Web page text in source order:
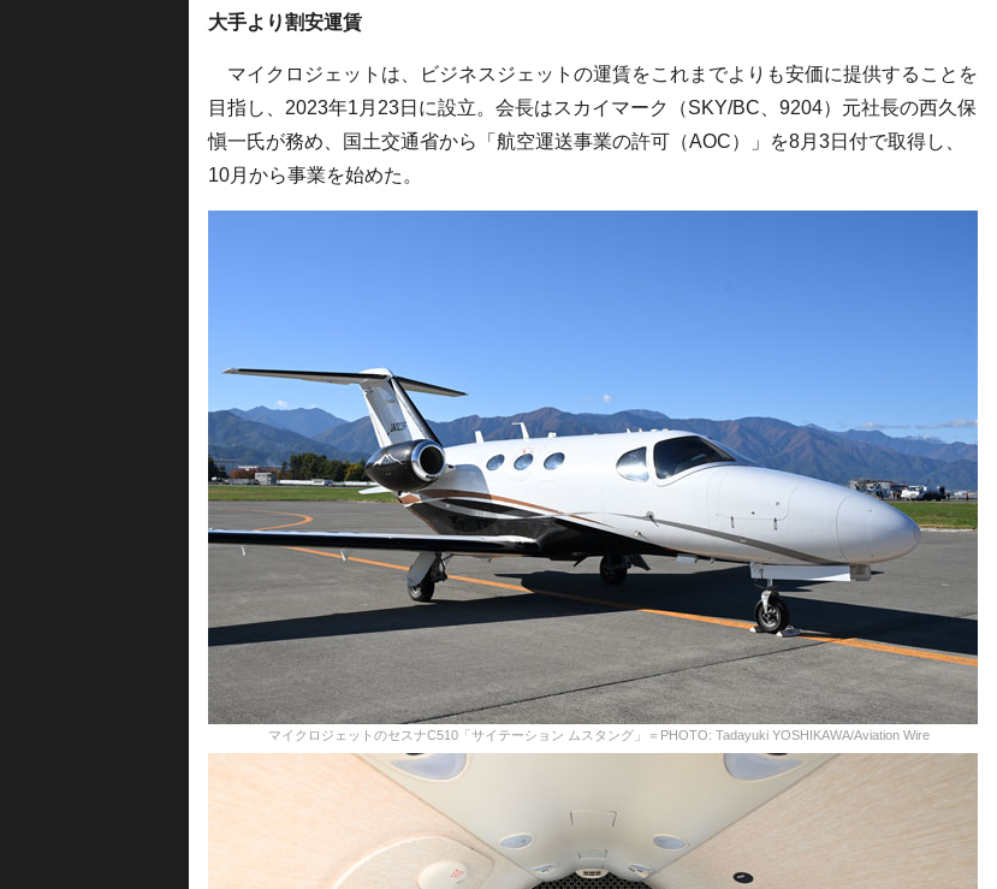
大手より割安運賃
マイクロジェットは、ビジネスジェットの運賃をこれまでよりも安価に提供することを
目指し、2023年1月23日に設立。会長はスカイマーク（SKY/BC、9204）元社長の西久保
愼一氏が務め、国土交通省から「航空運送事業の許可（AOC）」を8月3日付で取得し、
10月から事業を始めた。
マイクロジェットのセスナC510「サイテーション ムスタング」＝PHOTO: Tadayuki YOSHIKAWA/Aviation Wire